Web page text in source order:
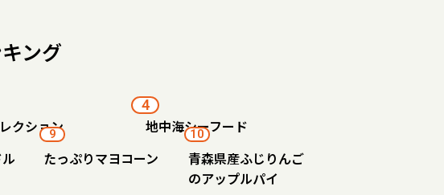
ング
クション
4
地中海シーフード
9
たっぷりマヨコーン
10
青森県産ふじりんご
のアップルパイ